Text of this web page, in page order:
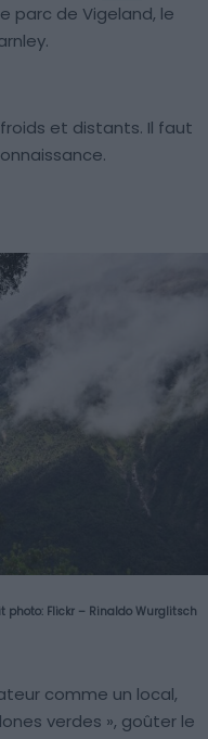
parc de Vigeland, le
et distants. Il faut
photo: Flickr – Rinaldo Wurglitsch
comme un local,
verdes », goûter le